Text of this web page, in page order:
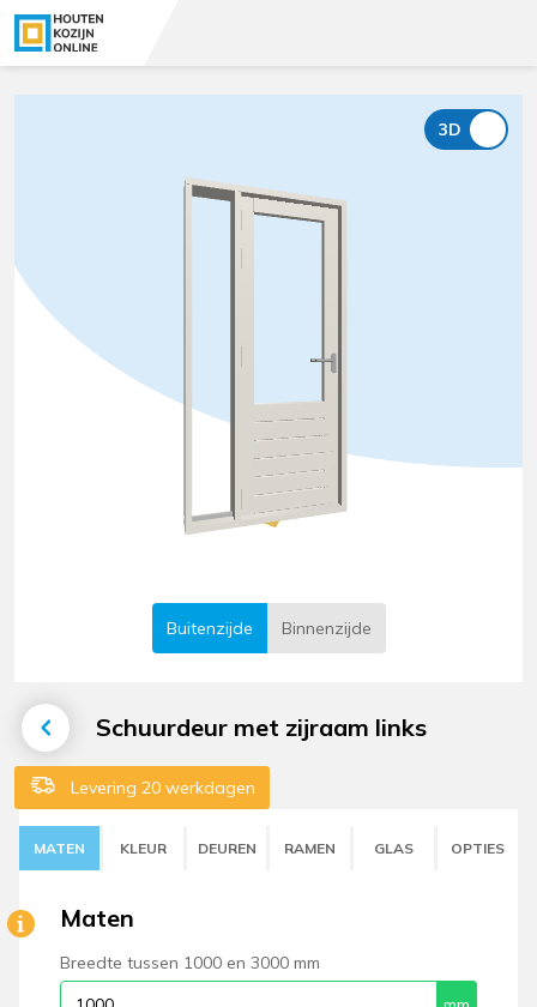
Buitenzijde Binnenzijde
Schuurdeur met zijraam links
Levering 20 werkdagen
MATEN KLEUR DEUREN RAMEN GLAS OPTIES
Maten
Breedte tussen 1000 en 3000 mm